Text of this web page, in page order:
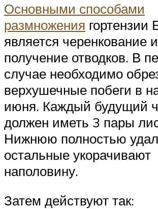
Основными способами
размножения гортензии
является черенкование и
получение отводков. В
случае необходимо
верхушечные побеги в
июня. Каждый будущий
должен иметь 3 пары
Нижнюю полностью
остальные укорачивают
наполовину.
Затем действуют так: